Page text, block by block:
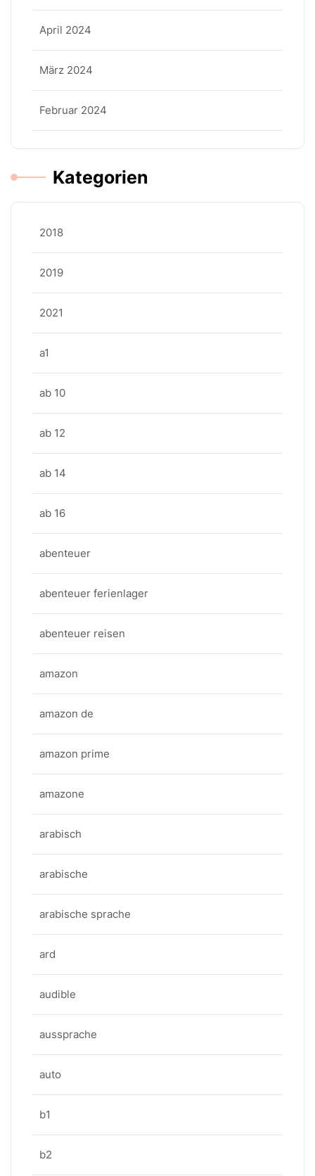
April 2024
März 2024
Februar 2024
Kategorien
2018
2019
2021
a1
ab 10
ab 12
ab 14
ab 16
abenteuer
abenteuer ferienlager
abenteuer reisen
amazon
amazon de
amazon prime
amazone
arabisch
arabische
arabische sprache
ard
audible
aussprache
auto
b1
b2